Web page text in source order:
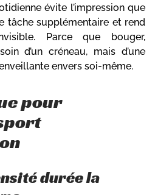
évite l’impression que
tâche supplémentaire et rend
Parce que bouger,
d’un créneau, mais d’une
envers soi-même.
pour
durée la